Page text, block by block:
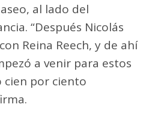
al lado del
“Después Nicolás
Reina Reech, y de ahí
a venir para estos
cien por ciento